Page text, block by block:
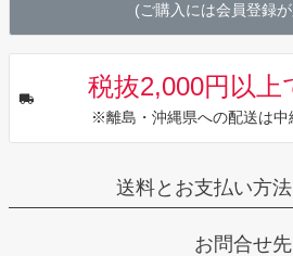
(ご購入には会員登録
税抜2,000円以上
※離島・沖縄県への配送は中
送料とお支払い方
お問合せ先